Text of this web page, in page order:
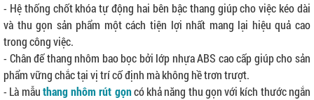
- Hệ thống chốt khóa tự động hai bên bậc thang giúp cho việc kéo dài
và thu gọn sản phẩm một cách tiện lợi nhất mang lại hiệu quả cao
trong công việc.
- Chân đế thang nhôm bao bọc bởi lớp nhựa ABS cao cấp giúp cho sản
phẩm vững chắc tại vị trí cố định mà không hề trơn trượt.
- Là mẫuthang nhôm rút gọncó khả năng thu gọn với kích thước ngắn